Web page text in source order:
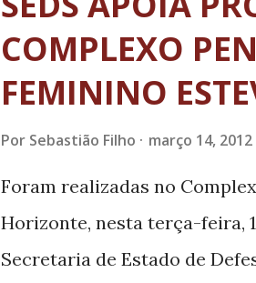
manutenção do time e as
acordo com o reitor, são
que o projeto recebeu da
em relação à capacidade
direito a históricos 10
time!”, cartazes
COMPLEXO
FEMININO
Por Sebastião Filho março 14, 2012
Foram realizadas no
Horizonte, nesta terça-feira,
Secretaria de Estado de